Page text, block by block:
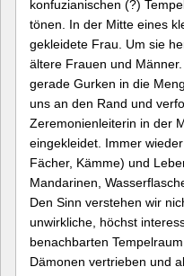
konfuzianischen (?)
tönen. In der Mitte eines
gekleidete Frau. Um sie
ältere Frauen und
gerade Gurken in die
uns an den Rand und
Zeremonienleiterin in der
eingekleidet. Immer
Fächer, Kämme) und
Mandarinen,
Den Sinn verstehen wir
unwirkliche, höchst
benachbarten
Dämonen vertrieben und